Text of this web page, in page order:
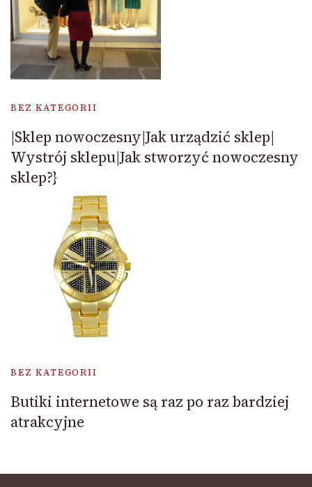
BEZ KATEGORII
|Sklep nowoczesny|Jak urządzić sklep|
Wystrój sklepu|Jak stworzyć nowoczesny
sklep?}
BEZ KATEGORII
Butiki internetowe są raz po raz bardziej
atrakcyjne